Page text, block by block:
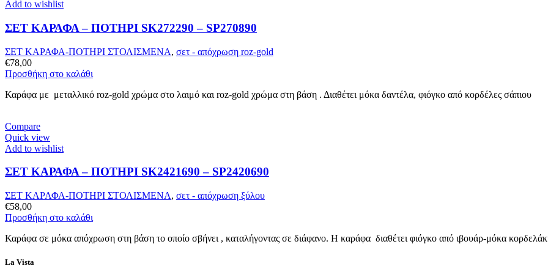
Add to wishlist
ΣΕΤ ΚΑΡΑΦΑ – ΠΟΤΗΡΙ SK272290 – SP270890
ΣΕΤ ΚΑΡΑΦΑ-ΠΟΤΗΡΙ ΣΤΟΛΙΣΜΕΝΑ, σετ - απόχρωση roz-gold
€78,00
Προσθήκη στο καλάθι
Καράφα με μεταλλικό roz-gold χρώμα στο λαιμό και roz-gold χρώμα στη βάση . Διαθέτει μόκα δαντέλα, φιόγκο από κορδέλες σάπιου
Compare
Quick view
Add to wishlist
ΣΕΤ ΚΑΡΑΦΑ – ΠΟΤΗΡΙ SK2421690 – SP2420690
ΣΕΤ ΚΑΡΑΦΑ-ΠΟΤΗΡΙ ΣΤΟΛΙΣΜΕΝΑ, σετ - απόχρωση ξύλου
€58,00
Προσθήκη στο καλάθι
Καράφα σε μόκα απόχρωση στη βάση το οποίο σβήνει , καταλήγοντας σε διάφανο. Η καράφα διαθέτει φιόγκο από ιβουάρ-μόκα
La Vista